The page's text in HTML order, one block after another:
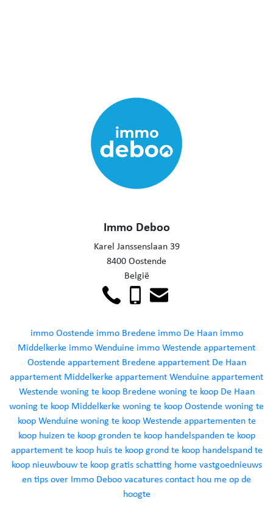
Immo Deboo
Karel Janssenslaan 39
8400 Oostende
België
immo Oostende immo Bredene immo De Haan immo
Middelkerke immo Wenduine immo Westendeappartement
Oostende appartement Bredene appartement De Haan
appartement Middelkerkeappartement Wenduineappartement
Westende woning te koop Bredene woning te koop De Haan
woning te koop Middelkerkewoning te koop Oostendewoning te
koop Wenduine woning te koop Westende appartementen te
koop huizen te koop gronden te koop handelspanden te koop
appartement te koop huis te koop grond te koop handelspand te
koop nieuwbouw te koop gratis schatting home vastgoednieuws
en tipsover Immo Deboovacaturescontact hou me op de
hoogte